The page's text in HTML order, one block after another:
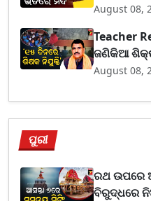
August 08,
Teacher
ଜଣିକିଆ
August 08,
ପୁରୀ
ରଥ ଉପରେ
ବିରୁଦ୍ଧରେ